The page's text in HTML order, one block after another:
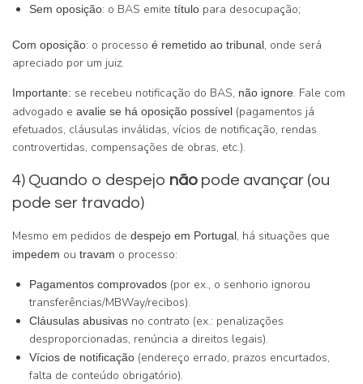
Sem oposição: o BAS emite título para desocupação;
Com oposição: o processo é remetido ao tribunal, onde será
apreciado por um juiz.
Importante: se recebeu notificação do BAS, não ignore. Fale com
advogado e avalie se há oposição possível (pagamentos já
efetuados, cláusulas inválidas, vícios de notificação, rendas
controvertidas, compensações de obras, etc.).
4) Quando o despejo não pode avançar (ou
pode ser travado)
Mesmo em pedidos de despejo em Portugal, há situações que
impedem ou travam o processo:
Pagamentos comprovados (por ex., o senhorio ignorou
transferências/MBWay/recibos).
Cláusulas abusivas no contrato (ex.: penalizações
desproporcionadas, renúncia a direitos legais).
Vícios de notificação (endereço errado, prazos encurtados,
falta de conteúdo obrigatório).